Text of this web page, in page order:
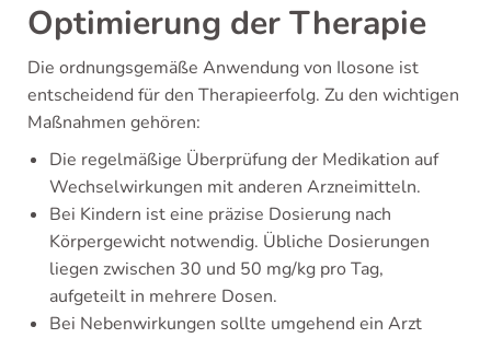
Optimierung der Therapie
Die ordnungsgemäße Anwendung von Ilosone ist
entscheidend für den Therapieerfolg. Zu den wichtigen
Maßnahmen gehören:
Die regelmäßige Überprüfung der Medikation auf
Wechselwirkungen mit anderen Arzneimitteln.
Bei Kindern ist eine präzise Dosierung nach
Körpergewicht notwendig. Übliche Dosierungen
liegen zwischen 30 und 50 mg/kg pro Tag,
aufgeteilt in mehrere Dosen.
Bei Nebenwirkungen sollte umgehend ein Arzt